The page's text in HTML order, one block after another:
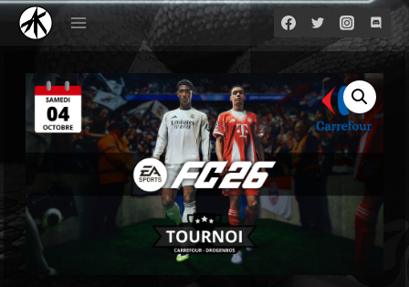
Aller
contenu